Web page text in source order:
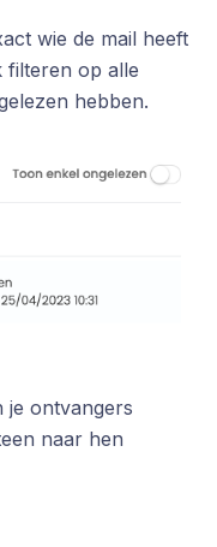
wie de mail heeft
filteren op alle
hebben.
je ontvangers
naar hen